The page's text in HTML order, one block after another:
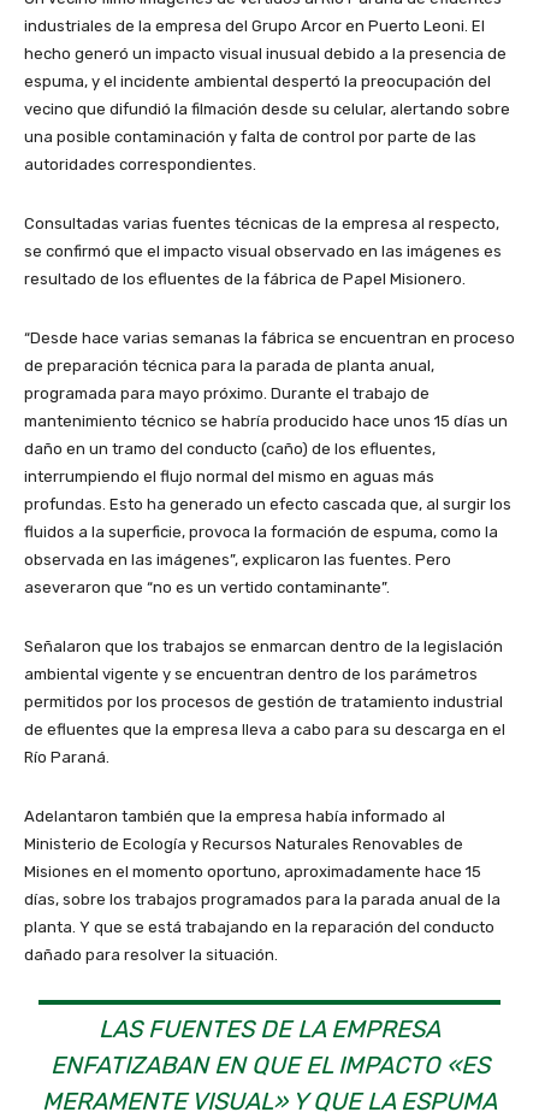
industriales de la empresa del Grupo Arcor en Puerto Leoni. El
hecho generó un impacto visual inusual debido a la presencia de
espuma, y el incidente ambiental despertó la preocupación del
vecino que difundió la filmación desde su celular, alertando sobre
una posible contaminación y falta de control por parte de las
autoridades correspondientes.
Consultadas varias fuentes técnicas de la empresa al respecto,
se confirmó que el impacto visual observado en las imágenes es
resultado de los efluentes de la fábrica de Papel Misionero.
“Desde hace varias semanas la fábrica se encuentran en proceso
de preparación técnica para la parada de planta anual,
programada para mayo próximo. Durante el trabajo de
mantenimiento técnico se habría producido hace unos 15 días un
daño en un tramo del conducto (caño) de los efluentes,
interrumpiendo el flujo normal del mismo en aguas más
profundas. Esto ha generado un efecto cascada que, al surgir los
fluidos a la superficie, provoca la formación de espuma, como la
observada en las imágenes”, explicaron las fuentes. Pero
aseveraron que “no es un vertido contaminante”.
Señalaron que los trabajos se enmarcan dentro de la legislación
ambiental vigente y se encuentran dentro de los parámetros
permitidos por los procesos de gestión de tratamiento industrial
de efluentes que la empresa lleva a cabo para su descarga en el
Río Paraná.
Adelantaron también que la empresa había informado al
Ministerio de Ecología y Recursos Naturales Renovables de
Misiones en el momento oportuno, aproximadamente hace 15
días, sobre los trabajos programados para la parada anual de la
planta. Y que se está trabajando en la reparación del conducto
dañado para resolver la situación.
LAS FUENTES DE LA EMPRESA
ENFATIZABAN EN QUE EL IMPACTO «ES
MERAMENTE VISUAL» Y QUE LA ESPUMA